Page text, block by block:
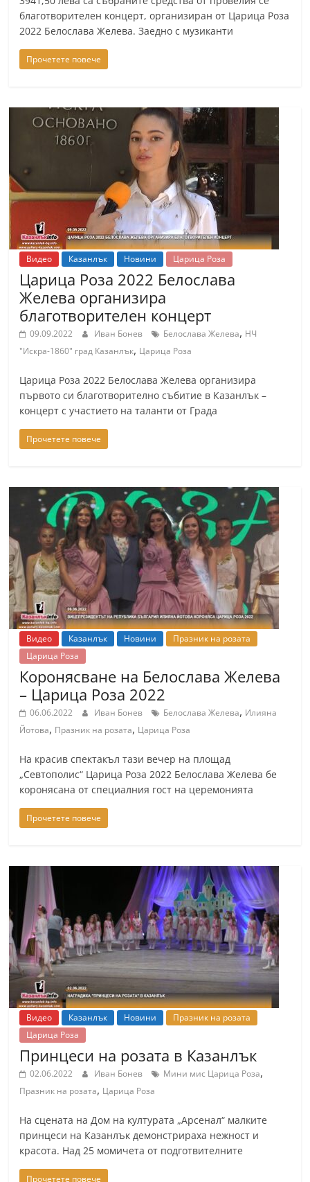
благотворителен концерт, организиран от Царица Роза
2022 Белослава Желева. Заедно с музиканти
Прочетете повече
Видео Казанлък Новини Царица Роза
Царица Роза 2022 Белослава
Желева организира
благотворителен концерт
09.09.2022 Иван Бонев Белослава Желева, НЧ
"Искра-1860" град Казанлък, Царица Роза
Царица Роза 2022 Белослава Желева организира
първото си благотворително събитие в Казанлък –
концерт с участието на таланти от Града
Прочетете повече
Видео Казанлък Новини
Празник на розата
Царица Роза
Коронясване на Белослава Желева
– Царица Роза 2022
06.06.2022 Иван Бонев Белослава Желева, Илияна
Йотова, Празник на розата, Царица Роза
На красив спектакъл тази вечер на площад
„Севтополис“ Царица Роза 2022 Белослава Желева бе
коронясана от специалния гост на церемонията
Прочетете повече
Видео Казанлък Новини
Празник на розата
Царица Роза
Принцеси на розата в Казанлък
02.06.2022 Иван Бонев Мини мис Царица Роза,
Празник на розата, Царица Роза
На сцената на Дом на културата „Арсенал“ малките
принцеси на Казанлък демонстрираха нежност и
красота. Над 25 момичета от подготвителните
Прочетете повече